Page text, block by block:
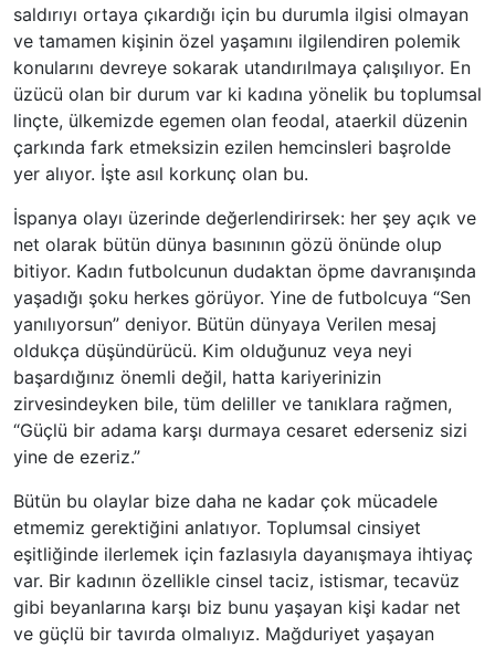
saldırıyı ortaya çıkardığı için bu durumla ilgisi olmayan
ve tamamen kişinin özel yaşamını ilgilendiren polemik
konularını devreye sokarak utandırılmaya çalışılıyor. En
üzücü olan bir durum var ki kadına yönelik bu toplumsal
linçte, ülkemizde egemen olan feodal, ataerkil düzenin
çarkında fark etmeksizin ezilen hemcinsleri başrolde
yer alıyor. İşte asıl korkunç olan bu.
İspanya olayı üzerinde değerlendirirsek: her şey açık ve
net olarak bütün dünya basınının gözü önünde olup
bitiyor. Kadın futbolcunun dudaktan öpme davranışında
yaşadığı şoku herkes görüyor. Yine de futbolcuya “Sen
yanılıyorsun” deniyor. Bütün dünyaya Verilen mesaj
oldukça düşündürücü. Kim olduğunuz veya neyi
başardığınız önemli değil, hatta kariyerinizin
zirvesindeyken bile, tüm deliller ve tanıklara rağmen,
“Güçlü bir adama karşı durmaya cesaret ederseniz sizi
yine de ezeriz.”
Bütün bu olaylar bize daha ne kadar çok mücadele
etmemiz gerektiğini anlatıyor. Toplumsal cinsiyet
eşitliğinde ilerlemek için fazlasıyla dayanışmaya ihtiyaç
var. Bir kadının özellikle cinsel taciz, istismar, tecavüz
gibi beyanlarına karşı biz bunu yaşayan kişi kadar net
ve güçlü bir tavırda olmalıyız. Mağduriyet yaşayan